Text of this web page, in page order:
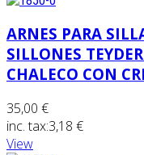
ARNES PARA
SILLONES
CHALECO CON
35,00 €
inc. tax:3,18 €
View